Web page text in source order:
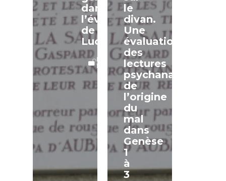
dans
l’évangile
de
Luc
LECTURE
LIBRE
le
divan.
Une
évaluation
des
lectures
psychanalytiques
de
l’origine
du
mal
dans
Genèse
1
à
3